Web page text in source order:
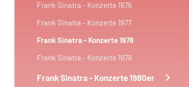
Frank Sinatra - Konzerte 1976
Frank Sinatra - Konzerte 1977
Frank Sinatra - Konzerte 1978
Frank Sinatra - Konzerte 1979
Frank Sinatra - Konzerte 1980er